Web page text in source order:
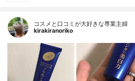
コスメと口コミが大好きな専業主婦
kirakiranoriko